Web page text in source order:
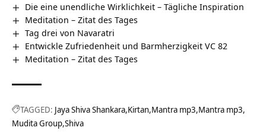
Die eine unendliche Wirklichkeit – Tägliche Inspiration
Meditation – Zitat des Tages
Tag drei von Navaratri
Entwickle Zufriedenheit und Barmherzigkeit VC 82
Meditation – Zitat des Tages
TAGGED: Jaya Shiva Shankara Kirtan Mantra mp3 Mantra mp3
Mudita Group Shiva